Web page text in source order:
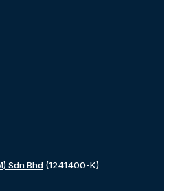
Sdn Bhd (1241400-K)